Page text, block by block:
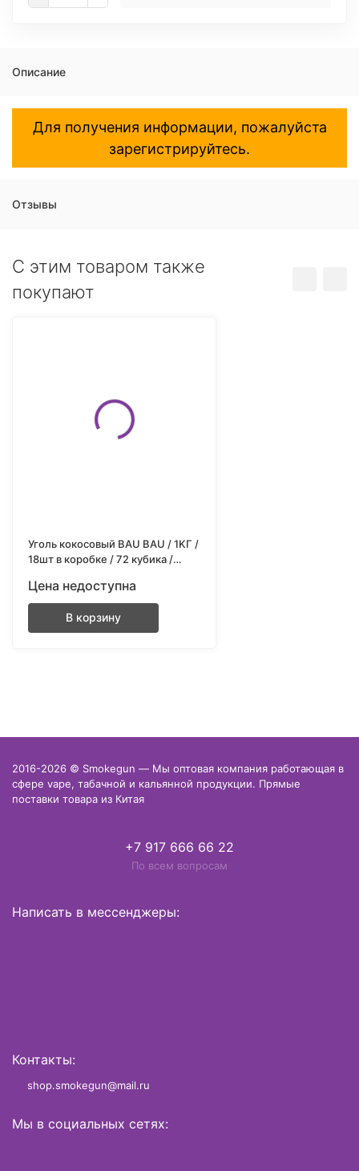
Описание
Для получения информации, пожалуйста
зарегистрируйтесь.
Отзывы
C этим товаром также
покупают
Уголь кокосовый BAU BAU / 1KГ /
18шт в коробке / 72 кубика /
Цена недоступна
В корзину
2016-2026 © Smokegun — Мы оптовая компания работающая в
сфере vape, табачной и кальянной продукции. Прямые
поставки товара из Китая
+7 917 666 66 22
По всем вопросам
Написать в мессенджеры:
Контакты:
shop.smokegun@mail.ru
Мы в социальных сетях: